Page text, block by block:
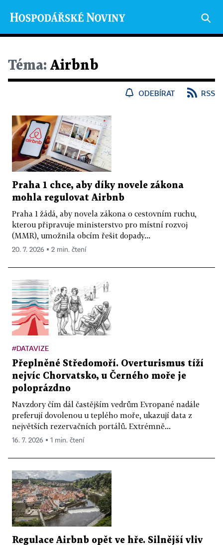
Téma: Airbnb
ODEBÍRAT RSS
Praha 1 chce, aby díky novele zákona
mohla regulovat Airbnb
Praha 1 žádá, aby novela zákona o cestovním ruchu,
kterou připravuje ministerstvo pro místní rozvoj
(MMR), umožnila obcím řešit dopady...
20. 7. 2026 ▪ 2 min. čtení
#DATAVIZE
Přeplněné Středomoří. Overturismus tíží
nejvíc Chorvatsko, u Černého moře je
poloprázdno
Navzdory čím dál častějším vedrům Evropané nadále
preferují dovolenou u teplého moře, ukazují data z
největších rezervačních portálů. Extrémně...
16. 7. 2026 ▪ 1 min. čtení
Regulace Airbnb opět ve hře. Silnější vliv